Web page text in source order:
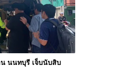
น นนทบุรี เจ็บนับสิบ